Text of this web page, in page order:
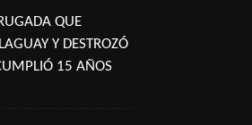
QUE
Y DESTROZÓ
15 AÑOS